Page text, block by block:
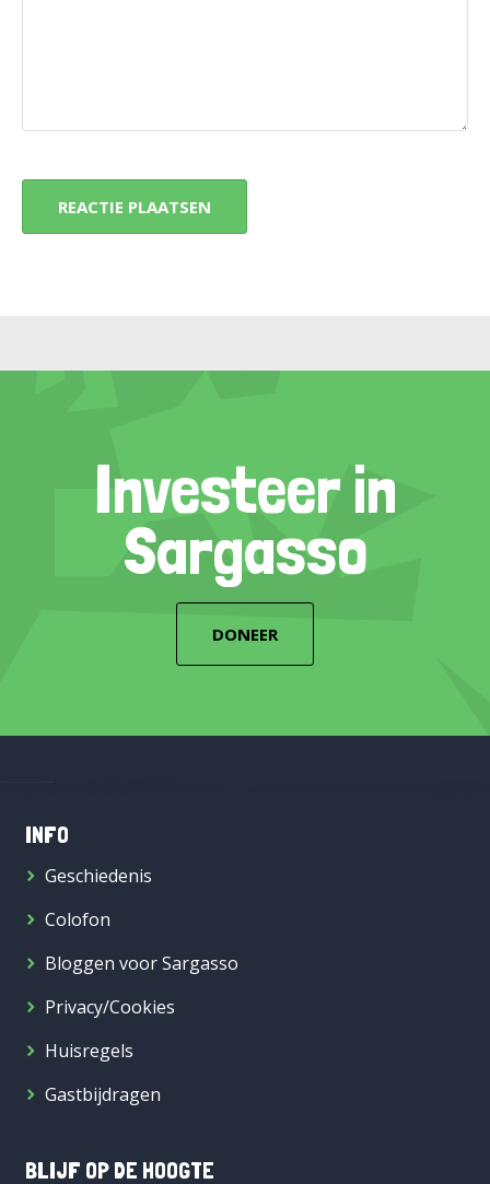
Investeer in
Sargasso
DONEER
INFO
Geschiedenis
Colofon
Bloggen voor Sargasso
Privacy/Cookies
Huisregels
Gastbijdragen
BLIJF OP DE HOOGTE